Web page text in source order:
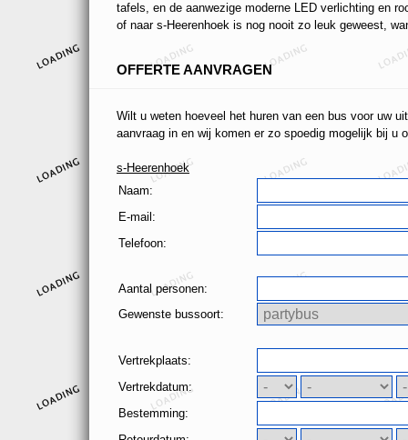
tafels, en de aanwezige moderne LED verlichting en
of naar s-Heerenhoek is nog nooit zo leuk geweest,
OFFERTE AANVRAGEN
Wilt u weten hoeveel het huren van een bus voor uw
aanvraag in en wij komen er zo spoedig mogelijk bij u
s-Heerenhoek
Naam:
E-mail:
Telefoon:
Aantal personen:
Gewenste bussoort:
Vertrekplaats:
Vertrekdatum:
Bestemming: